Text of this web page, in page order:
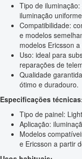
Tipo de
iluminação
Compatibilidade:
e modelos
modelos Ericsson
Uso: ideal para
reparações de
Qualidade
ótimo e duradouro.
Especificações
Tipo de painel:
Aplicação:
Modelos
e Ericsson a partir